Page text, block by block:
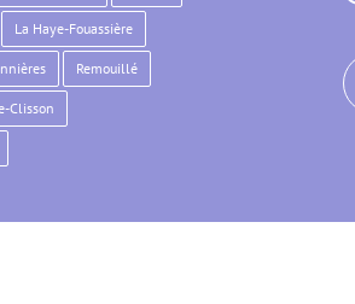
La Haye-Fouassière
Remouillé
Clisson